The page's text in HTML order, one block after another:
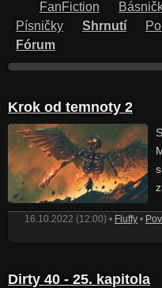
FanFiction
Písničky
Shrnutí
Fórum
Krok od temnoty 2
16.10.2022 (12:00) • Fluffy •
Dirty 40 - 25. kapitola